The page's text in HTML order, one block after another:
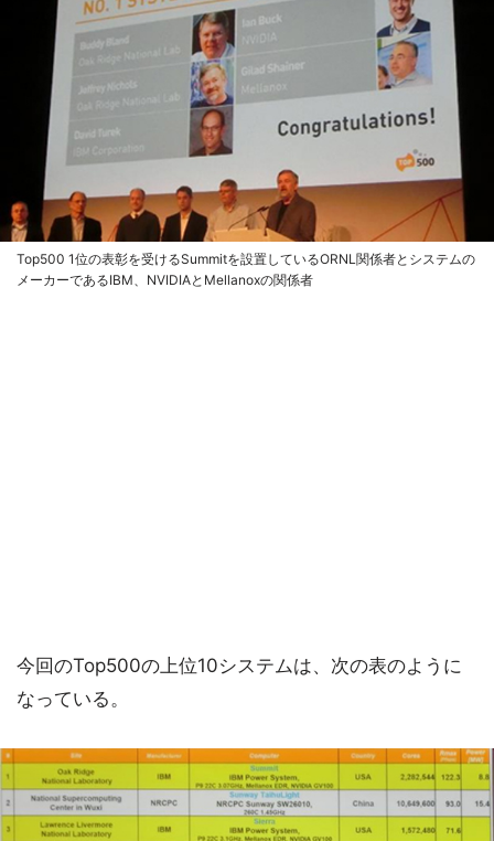
Top500 1位の表彰を受けるSummitを設置しているORNL関係者とシステムの
メーカーであるIBM、NVIDIAとMellanoxの関係者
今回のTop500の上位10システムは、次の表のように
なっている。